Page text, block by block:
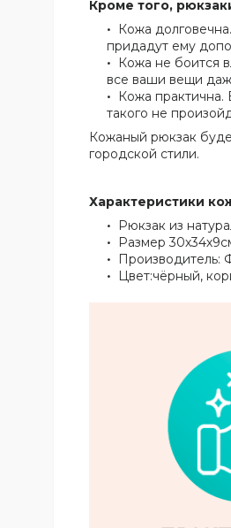
Кроме того,
Кожа
придадут ему
Кожа не боится
все ваши вещи
Кожа практична.
такого не
Кожаный рюкзак
городской стили.
Характеристики
Рюкзак из
Размер
Производитель:
Цвет:чёрный,